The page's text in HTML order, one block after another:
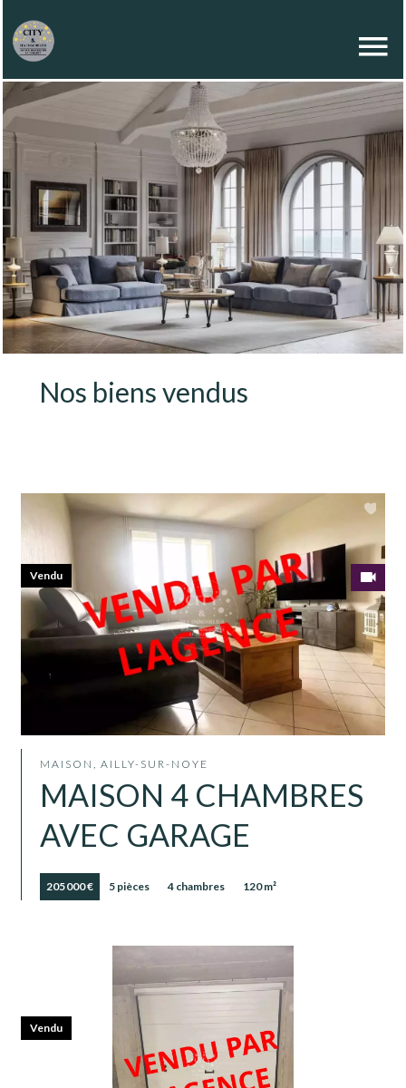
Nos biens vendus
MAISON, AILLY-SUR-NOYE
MAISON 4 CHAMBRES
AVEC GARAGE
205 000 € 5 pièces 4 chambres 120 m²
Vendu
Vendu